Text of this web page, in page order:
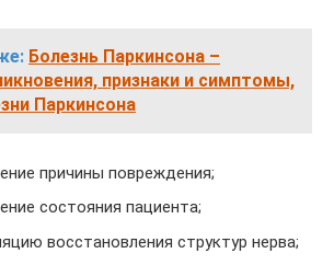
Болезнь Паркинсона –
признаки и симптомы,
Паркинсона
причины повреждения;
состояния пациента;
восстановления структур нерва;